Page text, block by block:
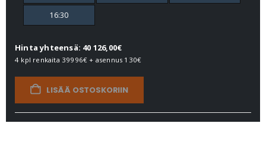
16:30
Hinta yhteensä: 40 126,00€
4 kpl renkaita 39996€ + asennus 130€
LISÄÄ OSTOSKORIIN